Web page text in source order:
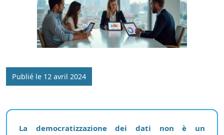
Publié le 12 avril 2024
La democratizzazione dei dati non è un